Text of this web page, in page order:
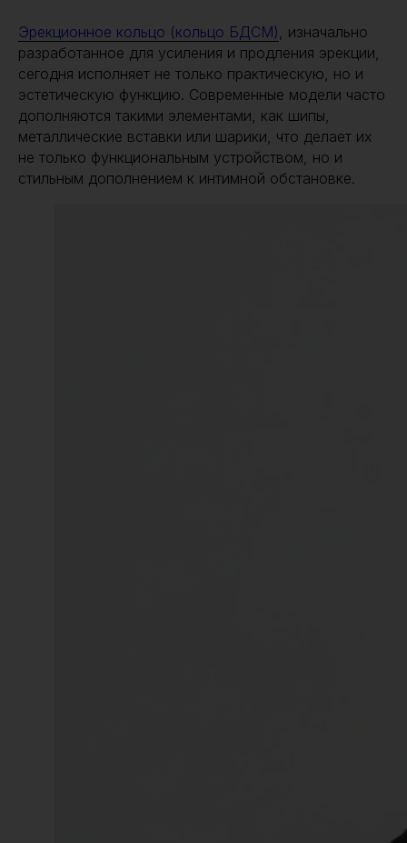
Эрекционное кольцо (кольцо БДСМ) , изначально
разработанное для усиления и продления эрекции,
сегодня исполняет не только практическую, но и
эстетическую функцию. Современные модели часто
дополняются такими элементами, как шипы,
металлические вставки или шарики, что делает их
не только функциональным устройством, но и
стильным дополнением к интимной обстановке.